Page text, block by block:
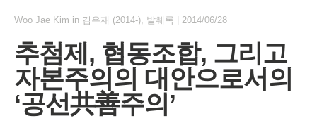
Woo Jae Kim in 김우재 (2014-), 발췌록 2014/06/28
추첨제, 협동조합, 그리고
자본주의의 대안으로서의
‘공선共善주의’